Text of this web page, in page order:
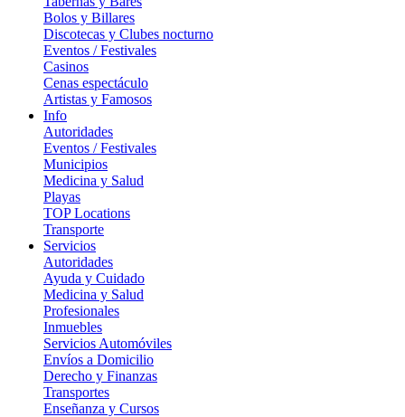
Bolos y Billares
Discotecas y Clubes nocturno
Eventos / Festivales
Casinos
Cenas espectáculo
Artistas y Famosos
Info
Autoridades
Eventos / Festivales
Municipios
Medicina y Salud
Playas
TOP Locations
Transporte
Servicios
Autoridades
Ayuda y Cuidado
Medicina y Salud
Profesionales
Inmuebles
Servicios Automóviles
Envíos a Domicilio
Derecho y Finanzas
Transportes
Enseñanza y Cursos